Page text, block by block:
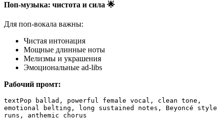
Поп-музыка: чистота и сила 🌟
Для поп-вокала важны:
Чистая интонация
Мощные длинные ноты
Мелизмы и украшения
Эмоциональные ad-libs
Рабочий промт:
textPop ballad, powerful female vocal, clean tone,
emotional belting, long sustained notes, Beyoncé style
runs, anthemic chorus